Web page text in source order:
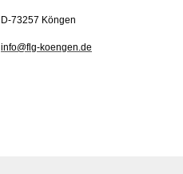
D-73257 Köngen
info@flg-koengen.de